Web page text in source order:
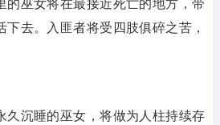
去。入匪者将受四肢俱碎之苦，
久沉睡的巫女，将做为人柱持续存